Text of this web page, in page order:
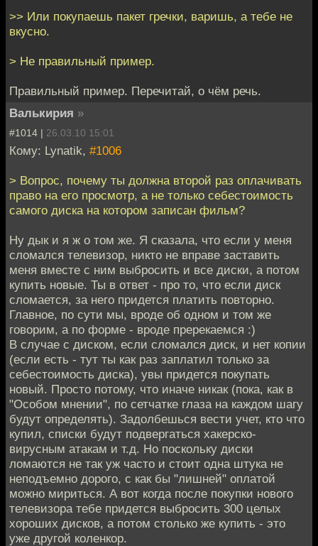
>> Или покупаешь пакет гречки, варишь, а тебе не
вкусно.
> Не правильный пример.
Правильный пример. Перечитай, о чём речь.
Валькирия »
#1014 | 26.03.10 15:01
Кому: Lynatik, #1006
> Вопрос, почему ты должна второй раз оплачивать
право на его просмотр, а не только себестоимость
самого диска на котором записан фильм?
Ну дык и я ж о том же. Я сказала, что если у меня
сломался телевизор, никто не вправе заставить
меня вместе с ним выбросить и все диски, а потом
купить новые. Ты в ответ - про то, что если диск
сломается, за него придется платить повторно.
Главное, по сути мы, вроде об одном и том же
говорим, а по форме - вроде пререкаемся :)
В случае с диском, если сломался диск, и нет копии
(если есть - тут ты как раз заплатил только за
себестоимость диска), увы придется покупать
новый. Просто потому, что иначе никак (пока, как в
"Особом мнении", по сетчатке глаза на каждом шагу
будут определять). Задолбешься вести учет, кто что
купил, списки будут подвергаться хакерско-
вирусным атакам и т.д. Но поскольку диски
ломаются не так уж часто и стоит одна штука не
неподъемно дорого, с как бы "лишней" оплатой
можно мириться. А вот когда после покупки нового
телевизора тебе придется выбросить 300 целых
хороших дисков, а потом столько же купить - это
уже другой коленкор.